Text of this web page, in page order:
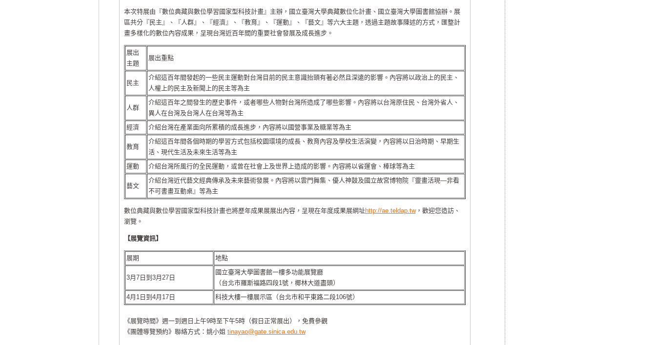
本次特展由『數位典藏與數位學習國家型科技計畫』主辦，國立臺灣大學典藏數位化計畫、國立臺灣大學圖書館協辦。展
區共分『民主』、『人群』、『經濟』、『教育』、『運動』、『藝文』等六大主題，透過主題故事陳述的方式，匯整計
畫多樣化的數位內容成果，呈現台灣近百年間的重要社會發展及成長進步。
展出
主題
展出重點
民主
介紹這百年間發起的一些民主運動對台灣目前的民主意識抬頭有著必然且深遠的影響。內容將以政治上的民主、
人權上的民主及新聞上的民主等為主
人群
介紹這百年之間發生的歷史事件，或者哪些人物對台灣所造成了哪些影響。內容將以台灣原住民、台灣外省人、
異人在台灣及台灣人在台灣等為主
經濟
介紹台灣在產業面向所累積的成長進步，內容將以國營事業及糖業等為主
教育
介紹這百年間各個時期的學習方式包括校園環境的成長、教育內容及學校生活演變，內容將以日治時期、早期生
活、現代生活及未來生活等為主
運動
介紹台灣所風行的全民運動，或曾在社會上及世界上造成的影響。內容將以省運會、棒球等為主
藝文
介紹台灣近代藝文經典傳承及未來藝術發展。內容將以雲門舞集、優人神鼓及國立故宮博物院『靈畫活現—非看
不可書畫互動桌』等為主
數位典藏與數位學習國家型科技計畫也將歷年成果展展出內容，呈現在年度成果展網址http://ae.teldap.tw，歡迎您造訪、
瀏覽。
【展覽資訊】
展期 地點
3月7日到3月27日
國立臺灣大學圖書館一樓多功能展覽廳
（台北市羅斯福路四段1號，椰林大道盡頭）
4月1日到4月17日
科技大樓一樓展示區（台北市和平東路二段106號）
《展覽時間》週一到週日上午9時至下午5時（假日正常展出），免費參觀
《團體導覽預約》聯絡方式：姚小姐 tinayao@gate.sinica.edu.tw